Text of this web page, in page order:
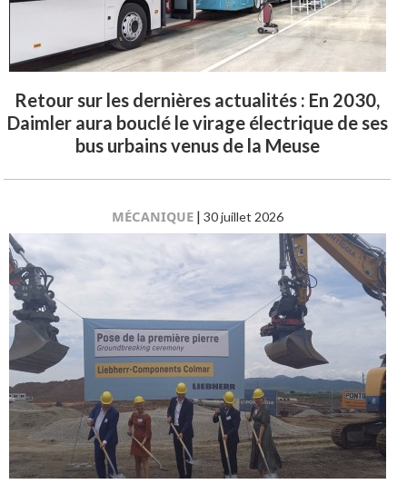
Retour sur les dernières actualités : En 2030,
Daimler aura bouclé le virage électrique de ses
bus urbains venus de la Meuse
MÉCANIQUE| 30 juillet 2026